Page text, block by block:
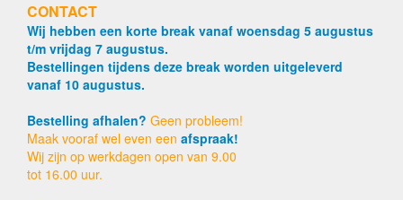
CONTACT
Wij hebben een korte break vanaf woensdag 5 augustus
t/m vrijdag 7 augustus.
Bestellingen tijdens deze break worden uitgeleverd
vanaf 10 augustus.
Bestelling afhalen? Geen probleem!
Maak vooraf wel even een afspraak!
Wij zijn op werkdagen open van 9.00
tot 16.00 uur.